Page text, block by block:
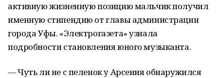
активную жизненную позицию мальчик получил
именную стипендию от главы администрации
города Уфы. «Электрогазета» узнала
подробности становления юного музыканта.
— Чуть ли не с пеленок у Арсения обнаружился